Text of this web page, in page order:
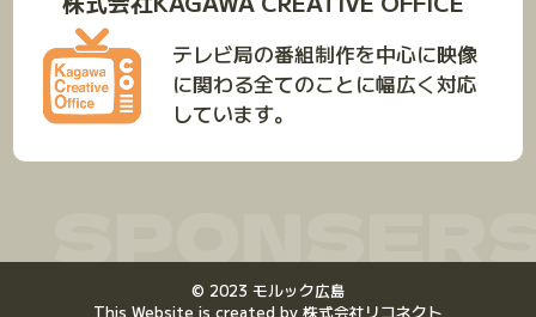
テレビ局の番組制作を中心に映像
に関わる全てのことに幅広く対応
しています。
© 2023 モルック広島
This Website is created by 株式会社リコネクト